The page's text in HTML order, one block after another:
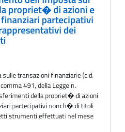
propriet� di azioni e
partecipativi
dei
transazioni finanziarie (c.d.
491, della Legge n.
della propriet� di azioni
partecipativi nonch� di titoli
strumenti effettuati nel mese